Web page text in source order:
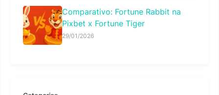
Comparativo: Fortune Rabbit na
Pixbet x Fortune Tiger
29/01/2026